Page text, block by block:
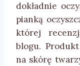
dokładnie
pianką
której
blogu.
na skórę